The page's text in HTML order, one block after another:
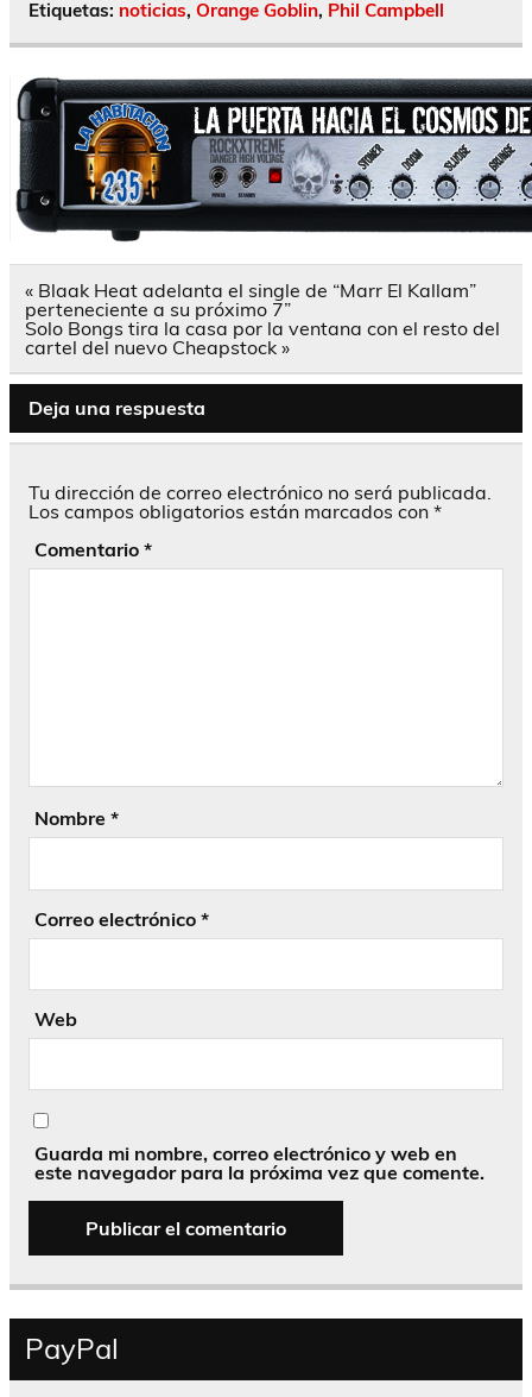
Etiquetas: noticias, Orange Goblin, Phil Campbell
Navegación
de
entradas
« Blaak Heat adelanta el single de “Marr El Kallam”
perteneciente a su próximo 7”
Solo Bongs tira la casa por la ventana con el resto del
cartel del nuevo Cheapstock »
Deja una respuesta
Tu dirección de correo electrónico no será publicada.
Los campos obligatorios están marcados con *
Comentario *
Nombre *
Correo electrónico *
Web
Guarda mi nombre, correo electrónico y web en
este navegador para la próxima vez que comente.
PayPal